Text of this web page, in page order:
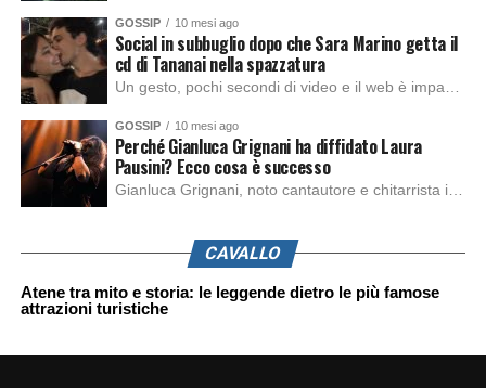
GOSSIP 10 mesi ago
Social in subbuglio dopo che Sara Marino getta il
cd di Tananai nella spazzatura
GOSSIP 10 mesi ago
Perché Gianluca Grignani ha diffidato Laura
Pausini? Ecco cosa è successo
CAVALLO
Atene tra mito e storia: le leggende dietro le più famose
attrazioni turistiche